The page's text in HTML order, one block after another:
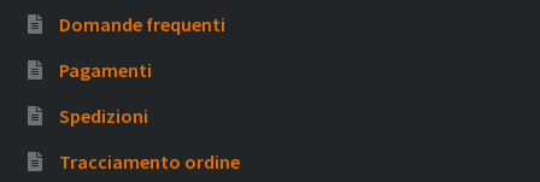
Domande frequenti
Pagamenti
Spedizioni
Tracciamento ordine